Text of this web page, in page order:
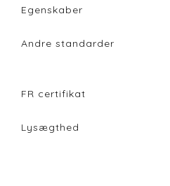
Egenskaber
Andre standarder
FR certifikat
Lysægthed